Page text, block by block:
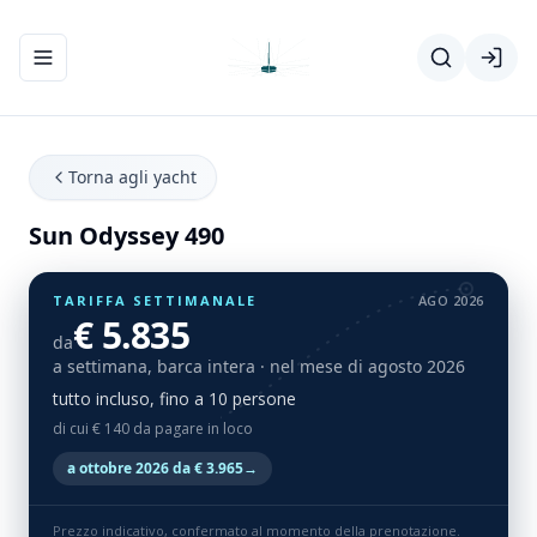
Apri/chiudi menu di navigazione
Torna agli yacht
Sun Odyssey 490
TARIFFA SETTIMANALE AGO 2026
da€ 5.835
a settimana, barca intera · nel mese di agosto 2026
tutto incluso, fino a 10 persone
di cui € 140 da pagare in loco
a ottobre 2026 da € 3.965→
Prezzo indicativo, confermato al momento della prenotazione.